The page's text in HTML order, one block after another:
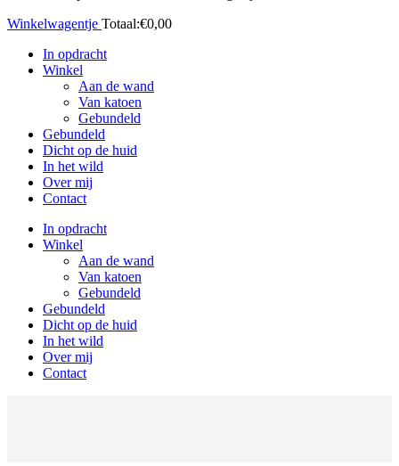
Winkelwagentje Totaal:€0,00
In opdracht
Winkel
Aan de wand
Van katoen
Gebundeld
Gebundeld
Dicht op de huid
In het wild
Over mij
Contact
In opdracht
Winkel
Aan de wand
Van katoen
Gebundeld
Gebundeld
Dicht op de huid
In het wild
Over mij
Contact